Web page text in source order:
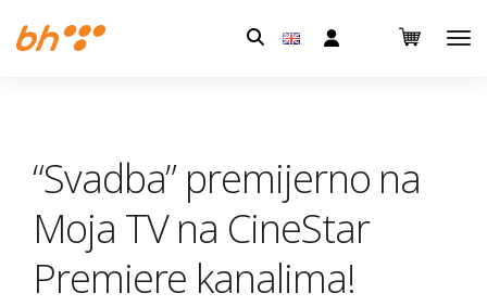
Pretraga:
“Svadba” premijerno na
Moja TV na CineStar
Premiere kanalima!